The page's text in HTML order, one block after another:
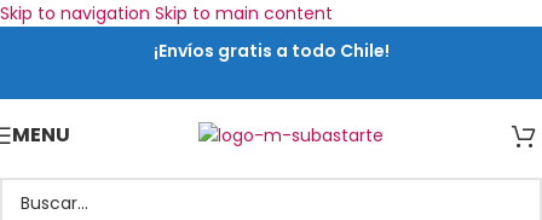
Skip to navigation Skip to main content
¡Envíos gratis a todo Chile!
MENU